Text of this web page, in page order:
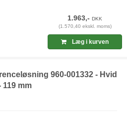
1.963,-DKK
(1.570,40 ekskl. moms)
Læg i kurven
960-001332 - Hvid
119 mm